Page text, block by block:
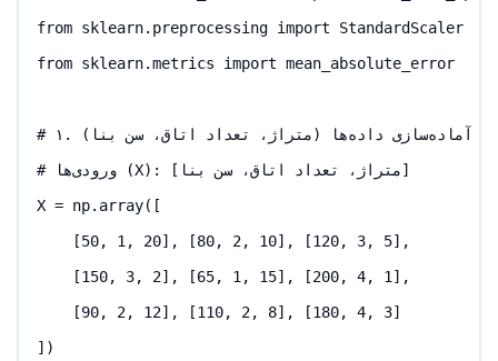
from sklearn.preprocessing import StandardScaler
from sklearn.metrics import mean_absolute_error
# ۱. آماده‌سازی داده‌ها (متراژ، تعداد اتاق، سن بنا)
# ورودی‌ها (X): [متراژ، تعداد اتاق، سن بنا]
X = np.array([
    [50, 1, 20], [80, 2, 10], [120, 3, 5],
    [150, 3, 2], [65, 1, 15], [200, 4, 1],
    [90, 2, 12], [110, 2, 8], [180, 4, 3]
])